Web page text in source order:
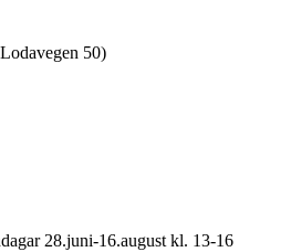
50)
28.juni-16.august kl. 13-16